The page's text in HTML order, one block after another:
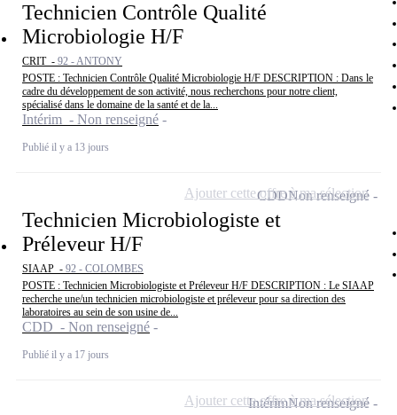
Technicien Contrôle Qualité
Microbiologie H/F
CRIT - 92 - ANTONY
POSTE : Technicien Contrôle Qualité Microbiologie H/F DESCRIPTION : Dans le
cadre du développement de son activité, nous recherchons pour notre client,
spécialisé dans le domaine de la santé et de la...
Intérim - Non renseigné
Publié il y a 13 jours
Technicien Microbiologiste et
Préleveur H/F
SIAAP - 92 - COLOMBES
POSTE : Technicien Microbiologiste et Préleveur H/F DESCRIPTION : Le SIAAP
recherche une/un technicien microbiologiste et préleveur pour sa direction des
laboratoires au sein de son usine de...
CDD - Non renseigné
Publié il y a 17 jours
CDDNon renseigné
Ajouter cette offre à ma sélection
IntérimNon renseigné
Ajouter cette offre à ma sélection